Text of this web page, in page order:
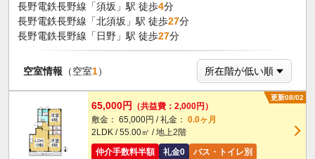
長野電鉄長野線「須坂」駅 徒歩4分
長野電鉄長野線「北須坂」駅 徒歩27分
長野電鉄長野線「日野」駅 徒歩27分
空室情報 （空室1）
更新08/02
65,000円
（共益費：2,000円）
敷金： 65,000円 / 礼金： 0.0ヶ月
2LDK / 55.00㎡ / 地上2階
仲介手数料半額
礼金0 バス・トイレ別